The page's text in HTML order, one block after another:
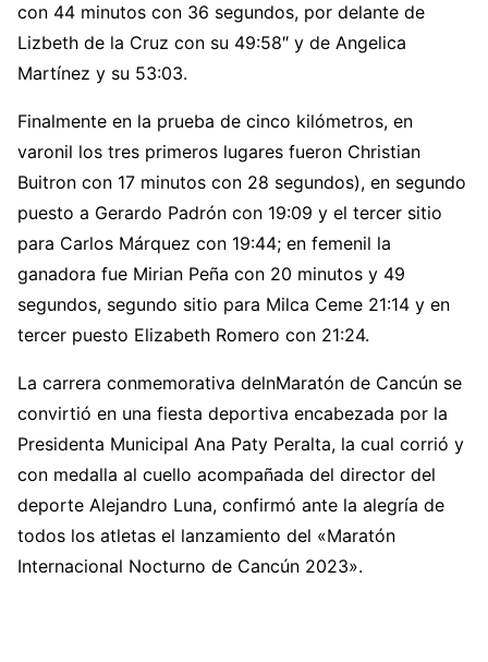
con 44 minutos con 36 segundos, por delante de
Lizbeth de la Cruz con su 49:58″ y de Angelica
Martínez y su 53:03.
Finalmente en la prueba de cinco kilómetros, en
varonil los tres primeros lugares fueron Christian
Buitron con 17 minutos con 28 segundos), en segundo
puesto a Gerardo Padrón con 19:09 y el tercer sitio
para Carlos Márquez con 19:44; en femenil la
ganadora fue Mirian Peña con 20 minutos y 49
segundos, segundo sitio para Milca Ceme 21:14 y en
tercer puesto Elizabeth Romero con 21:24.
La carrera conmemorativa delnMaratón de Cancún se
convirtió en una fiesta deportiva encabezada por la
Presidenta Municipal Ana Paty Peralta, la cual corrió y
con medalla al cuello acompañada del director del
deporte Alejandro Luna, confirmó ante la alegría de
todos los atletas el lanzamiento del «Maratón
Internacional Nocturno de Cancún 2023».